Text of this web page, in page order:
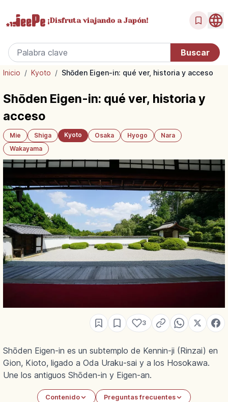
¡Disfrutaviajando a Japón!
Inicio / Kyoto / Shōden Eigen-in: qué ver, historia y acceso
Shōden Eigen-in: qué ver, historia y
acceso
Mie Shiga Kyoto Osaka Hyogo
Nara
Wakayama
3
Shōden Eigen-in es un subtemplo de Kennin-ji (Rinzai) en
Gion, Kioto, ligado a Oda Uraku-sai y a los Hosokawa.
Une los antiguos Shōden-in y Eigen-an.
Contenido Preguntas frecuentes